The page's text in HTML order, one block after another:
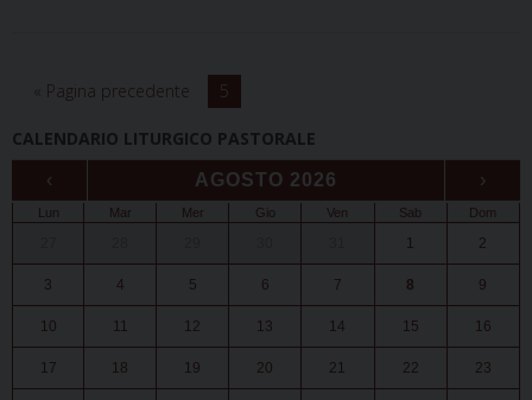
« Pagina precedente 5
CALENDARIO LITURGICO PASTORALE
‹ AGOSTO 2026 ›
Lun Mar Mer Gio Ven Sab Dom
1 2
3 4 5 6 7 8 9
10 11 12 13 14 15 16
17 18 19 20 21 22 23